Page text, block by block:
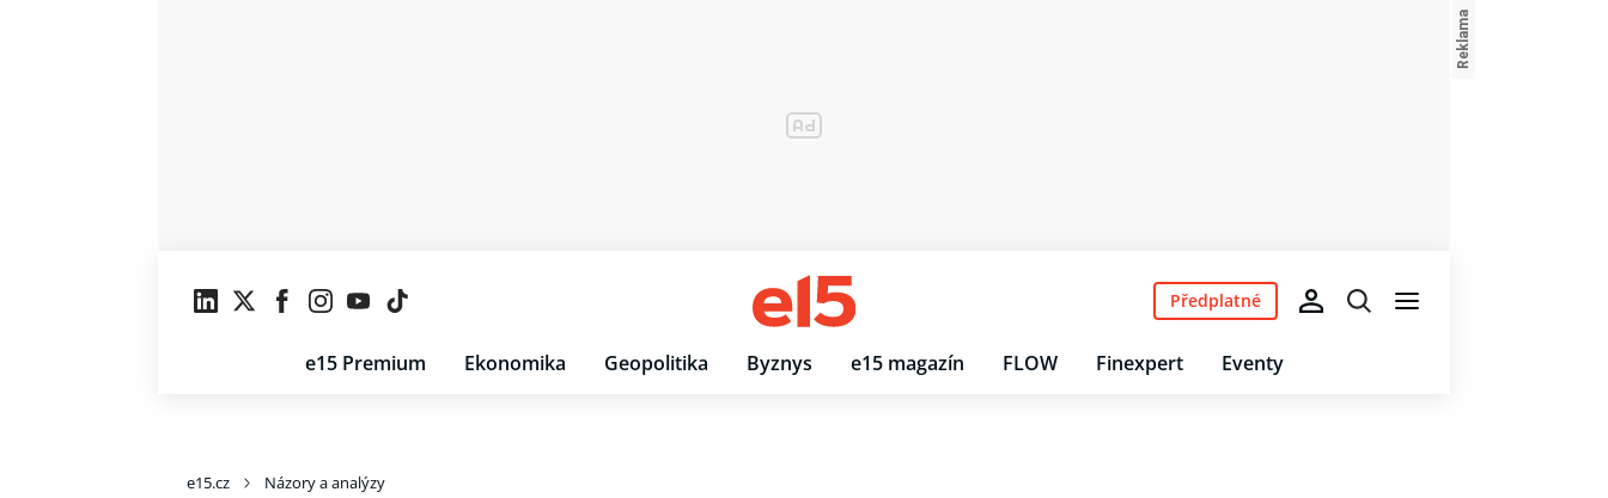
e15 Premium Ekonomika Geopolitika Byznys e15 magazín FLOW Finexpert Eventy
Předplatné
e15.cz Názory a analýzy